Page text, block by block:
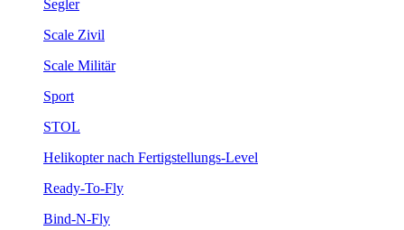
Segler
Scale Zivil
Scale Militär
Sport
STOL
Helikopter nach Fertigstellungs-Level
Ready-To-Fly
Bind-N-Fly